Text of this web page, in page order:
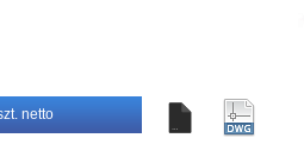
netto